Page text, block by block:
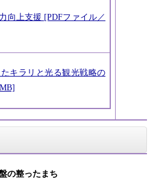
向上支援 [PDFファイル／
キラリと光る観光戦略の
の整ったまち